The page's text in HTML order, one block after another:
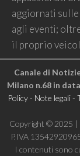
aggiornati
agli eventi;
il proprio
Canale di
Milano n.68 in
Policy- Note legali-
Copyright © 2025 |
P.IVA
I contenuti sono